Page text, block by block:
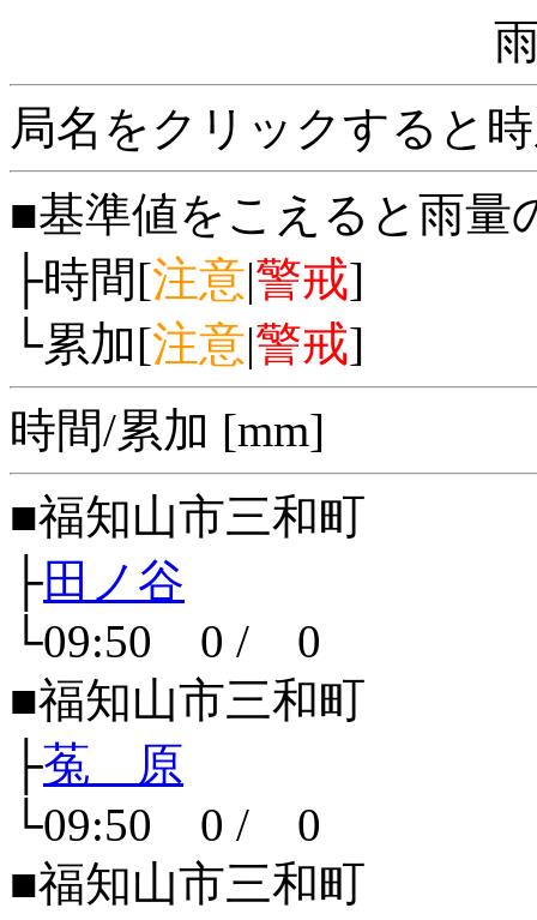
局名をクリックすると
■基準値をこえると雨量
├時間[注意|警戒]
└累加[注意|警戒]
時間/累加 [mm]
■福知山市三和町
├田ノ谷
└09:50 0 / 0
■福知山市三和町
├菟 原
└09:50 0 / 0
■福知山市三和町